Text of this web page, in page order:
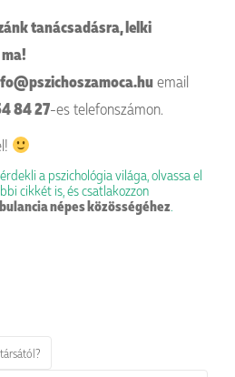
tanácsadásra, lelki
email
84 27-es telefonszámon.
a pszichológia világa, olvassa el
cikkét is, és csatlakozzon
népes közösségéhez.